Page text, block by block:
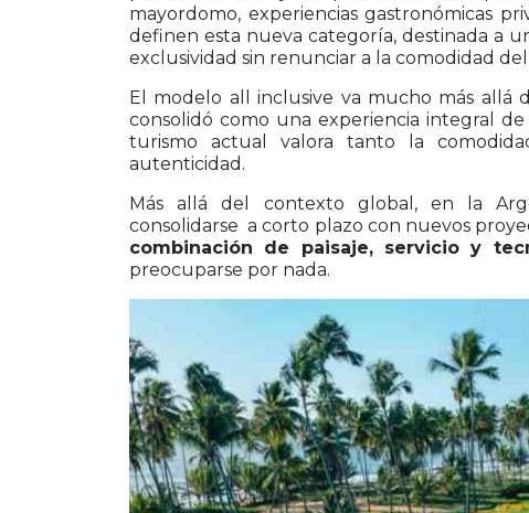
mayordomo, experiencias gastronómicas
definen esta nueva categoría, destinada a
exclusividad sin renunciar a la comodidad
El modelo all inclusive va mucho más allá
consolidó como una experiencia integral
turismo actual valora tanto la
autenticidad.
Más allá del contexto global, en la
consolidarse a corto plazo con nuevos
combinación de paisaje, servicio y
preocuparse por nada.